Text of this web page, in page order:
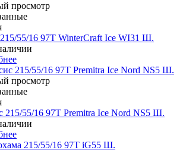
просмотр
55/16 97T WinterCraft Ice WI31 Ш.
просмотр
215/55/16 97T Premitra Ice Nord NS5 Ш.